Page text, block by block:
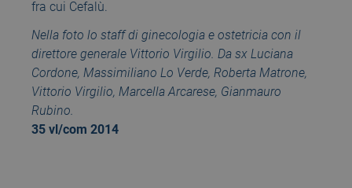
fra cui Cefalù.
Nella foto lo staff di ginecologia e ostetricia con il
direttore generale Vittorio Virgilio. Da sx Luciana
Cordone, Massimiliano Lo Verde, Roberta Matrone,
Vittorio Virgilio, Marcella Arcarese, Gianmauro
Rubino.
35 vl/com 2014